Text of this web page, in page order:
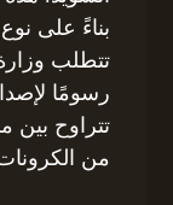
بناءً على
تتطلب وزارة
رسومًا
تتراوح بين
من